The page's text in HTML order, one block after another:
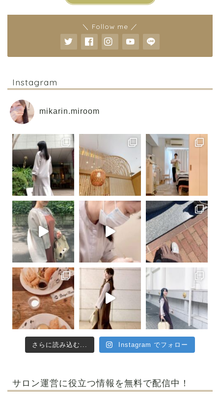
＼ Follow me ／
Instagram
mikarin.miroom
さらに読み込む... Instagram でフォロー
サロン運営に役立つ情報を無料で配信中！